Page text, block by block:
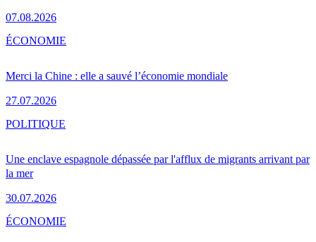
07.08.2026
Merci la Chine : elle a sauvé l’économie mondiale
27.07.2026
ÉCONOMIE
Une enclave espagnole dépassée par l'afflux de migrants arrivant par
la mer
30.07.2026
POLITIQUE
ÉCONOMIE